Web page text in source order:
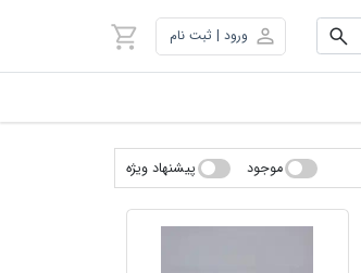
ورود | ثبت نام
موجود پیشنهاد ویژه